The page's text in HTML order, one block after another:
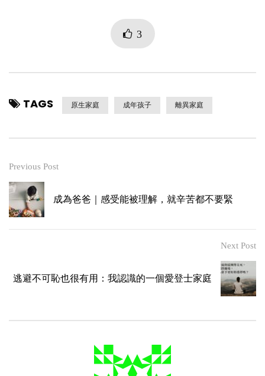
3
TAGS 原生家庭 成年孩子 離異家庭
Previous Post
成為爸爸｜感受能被理解，就辛苦都不要緊
Next Post
逃避不可恥也很有用：我認識的一個愛登士家庭